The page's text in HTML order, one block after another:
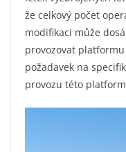
že celkový počet
modifikaci může
provozovat
požadavek na
provozu této